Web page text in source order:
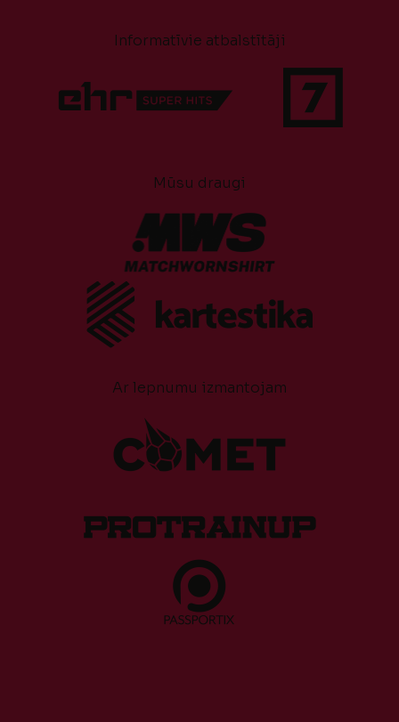
Informatīvie atbalstītāji
Mūsu draugi
Ar lepnumu izmantojam